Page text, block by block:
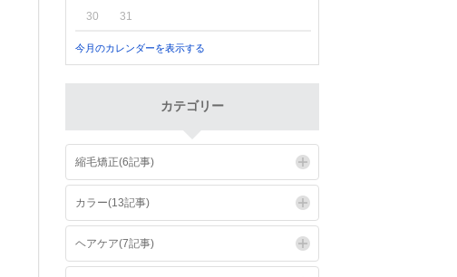
30 31
今月のカレンダーを表示する
カテゴリー
縮毛矯正(6記事)
カラー(13記事)
ヘアケア(7記事)